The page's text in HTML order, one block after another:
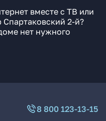
вместе с ТВ или
2-й?
нет нужного
8 800 123-13-15